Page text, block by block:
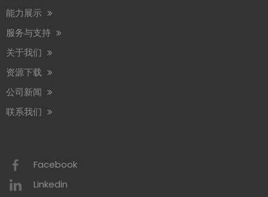
能力展示
服务与支持
关于我们
资源下载
公司新闻
联系我们
Facebook
Linkedin